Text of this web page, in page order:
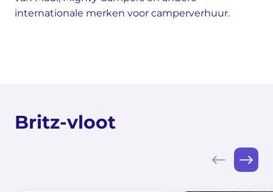
internationale merken voor camperverhuur.
Britz-vloot